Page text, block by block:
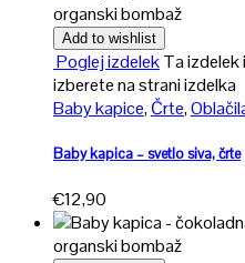
organski bombaž
Add to wishlist
Poglej izdelekTa izdelek
izberete na strani izdelka
Baby kapice, Črte,
Baby kapica – svetlo siva, črte
€12,90
organski bombaž